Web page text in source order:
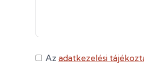
Az adatkezelési